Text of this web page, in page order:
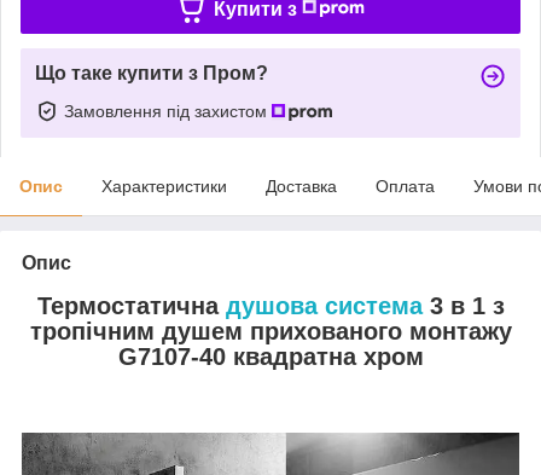
Купити з
Що таке купити з Пром?
Замовлення під захистом
Опис Характеристики Доставка Оплата Умови
Опис
Термостатична душова система3 в 1 з
тропічним душем прихованого монтажу
G7107-40 квадратна хром